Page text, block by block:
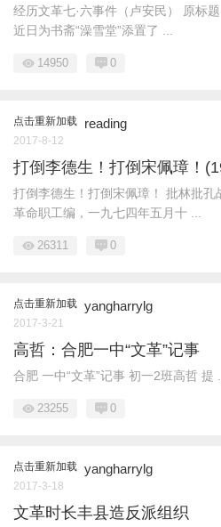
经历文革七·六事件（卢安民） 原标
近日为书斋“澡雪堂”添置了 ...
14950 0
点击重新加载 reading
2017-8-12
打倒李德生！打倒宋佩璋！
打倒李德生！打倒宋佩璋！ 批林批
革命职工编，一九七四年五月十 ...
26311 0
点击重新加载 yangharrylg
2017-3-21
高哲：合肥一中“文革”记事
合肥 一中“文革”记事 初一2班高哲 提 ...
23255 0
点击重新加载 yangharrylg
2017-3-18
文革时长丰县造反派组织